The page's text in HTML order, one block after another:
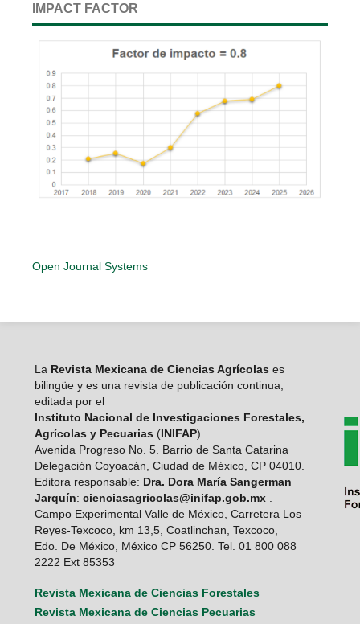
IMPACT FACTOR
Open Journal Systems
La Revista Mexicana de Ciencias Agrícolas es
bilingüe y es una revista de publicación continua,
editada por el
Instituto Nacional de Investigaciones Forestales,
Agrícolas y Pecuarias (INIFAP)
Avenida Progreso No. 5. Barrio de Santa Catarina
Delegación Coyoacán, Ciudad de México, CP 04010.
Editora responsable: Dra. Dora María Sangerman
Jarquín: cienciasagricolas@inifap.gob.mx.
Campo Experimental Valle de México, Carretera Los
Reyes-Texcoco, km 13,5, Coatlinchan, Texcoco,
Edo. De México, México CP 56250. Tel. 01 800 088
2222 Ext 85353
Revista Mexicana de Ciencias Forestales
Revista Mexicana de Ciencias Pecuarias